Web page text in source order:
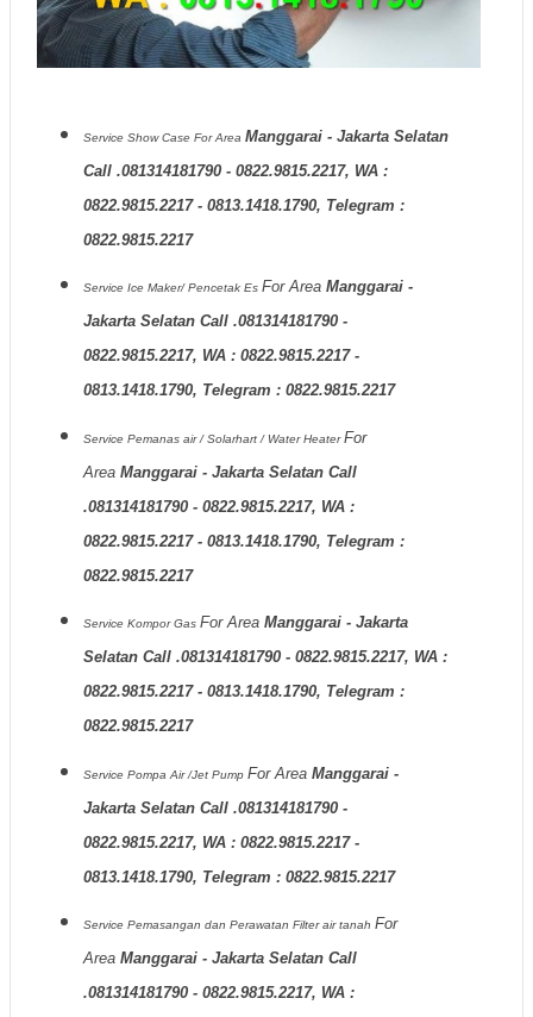
Service Show Case For Area Manggarai - Jakarta Selatan
Call .081314181790 - 0822.9815.2217, WA :
0822.9815.2217 - 0813.1418.1790, Telegram :
0822.9815.2217
Service Ice Maker/ Pencetak Es For Area Manggarai -
Jakarta Selatan Call .081314181790 -
0822.9815.2217, WA : 0822.9815.2217 -
0813.1418.1790, Telegram : 0822.9815.2217
Service Pemanas air / Solarhart / Water HeaterFor
Area Manggarai - Jakarta Selatan Call
.081314181790 - 0822.9815.2217, WA :
0822.9815.2217 - 0813.1418.1790, Telegram :
0822.9815.2217
Service Kompor Gas For Area Manggarai - Jakarta
Selatan Call .081314181790 - 0822.9815.2217, WA :
0822.9815.2217 - 0813.1418.1790, Telegram :
0822.9815.2217
Service Pompa Air /Jet Pump For Area Manggarai -
Jakarta Selatan Call .081314181790 -
0822.9815.2217, WA : 0822.9815.2217 -
0813.1418.1790, Telegram : 0822.9815.2217
Service Pemasangan dan Perawatan Filter air tanah For
Area Manggarai - Jakarta Selatan Call
.081314181790 - 0822.9815.2217, WA :